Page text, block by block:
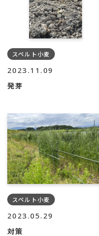
スペルト小麦
2023.11.09
発芽
スペルト小麦
2023.05.29
対策